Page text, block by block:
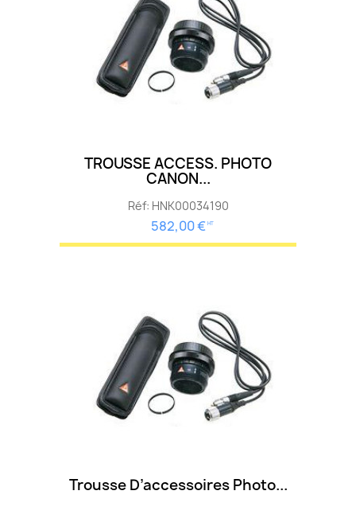
TROUSSE ACCESS. PHOTO
CANON...
Réf: HNK00034190
582,00 € HT
Trousse D’accessoires Photo...